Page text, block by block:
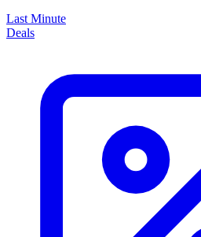
Last Minute
Deals